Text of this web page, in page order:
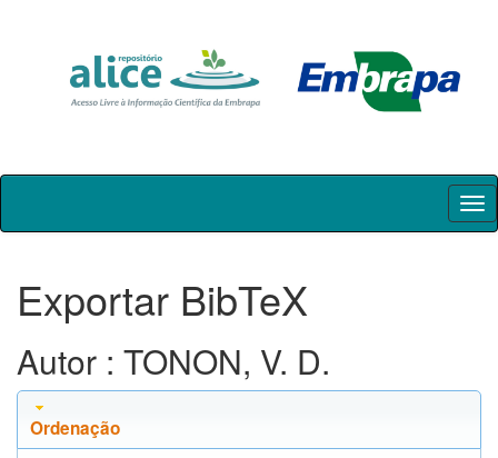
Skip
Exportar BibTeX
Autor : TONON, V. D.
Ordenação